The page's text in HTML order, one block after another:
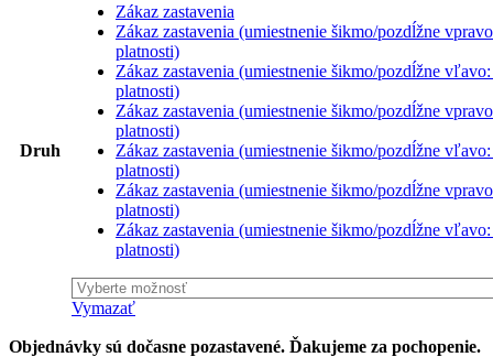
Druh
Zákaz zastavenia
Zákaz zastavenia (umiestnenie šikmo/pozdĺžne
platnosti)
Zákaz zastavenia (umiestnenie šikmo/pozdĺžne
platnosti)
Zákaz zastavenia (umiestnenie šikmo/pozdĺžne
platnosti)
Zákaz zastavenia (umiestnenie šikmo/pozdĺžne
platnosti)
Zákaz zastavenia (umiestnenie šikmo/pozdĺžne
platnosti)
Zákaz zastavenia (umiestnenie šikmo/pozdĺžne
platnosti)
Vymazať
Objednávky sú dočasne pozastavené. Ďakujeme za pochopenie.